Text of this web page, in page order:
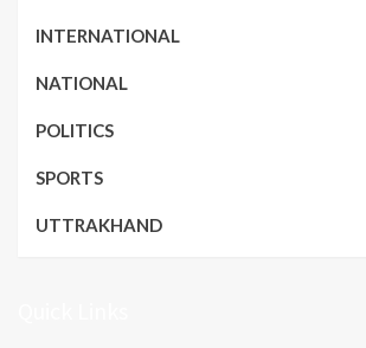
INTERNATIONAL
NATIONAL
POLITICS
SPORTS
UTTRAKHAND